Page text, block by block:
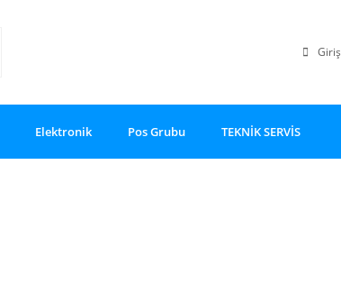
Giriş
Elektronik Pos Grubu TEKNİK SERVİS